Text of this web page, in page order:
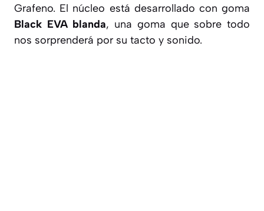
Grafeno. El núcleo está desarrollado con goma
Black EVA blanda, una goma que sobre todo
nos sorprenderá por su tacto y sonido.